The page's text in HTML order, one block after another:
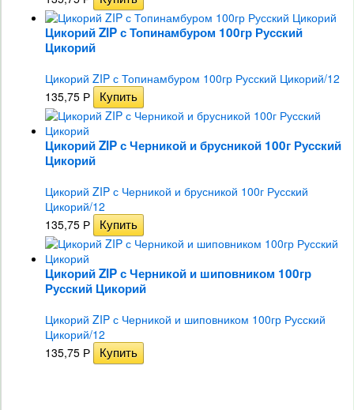
Цикорий ZIP с Топинамбуром 100гр Русский
Цикорий
Цикорий ZIP с Топинамбуром 100гр Русский Цикорий/12
135,75 Р
Цикорий ZIP с Черникой и брусникой 100г Русский
Цикорий
Цикорий ZIP с Черникой и брусникой 100г Русский
Цикорий/12
135,75 Р
Цикорий ZIP с Черникой и шиповником 100гр
Русский Цикорий
Цикорий ZIP с Черникой и шиповником 100гр Русский
Цикорий/12
135,75 Р